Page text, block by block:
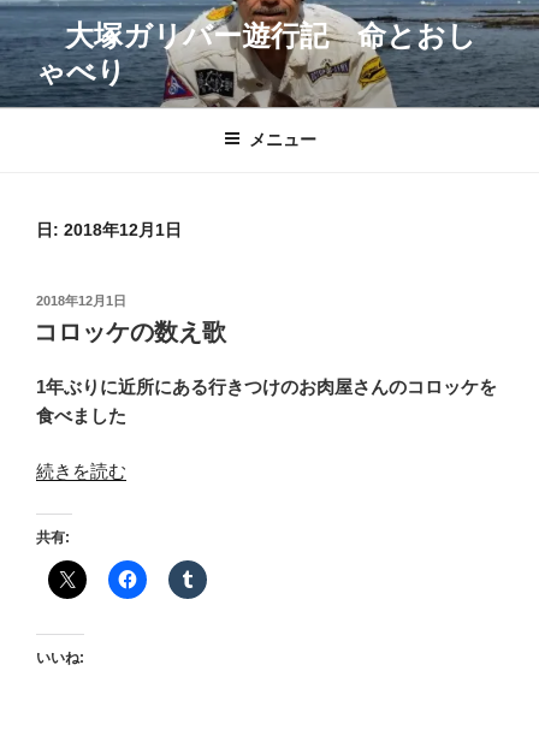
コ
ン
テ
ン
大塚ガリバー遊行記 命とおし
ゃべり
メニュー
日: 2018年12月1日
投
日:
2018年12月1日
コロッケの数え歌
1年ぶりに近所にある行きつけのお肉屋さんのコロッケを
食べました
“コ
ッ
の
続きを読む
共有:
いいね: